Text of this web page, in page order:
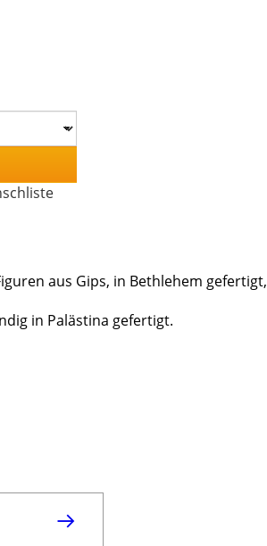
aus Gips, in Bethlehem gefertigt,
in Palästina gefertigt.